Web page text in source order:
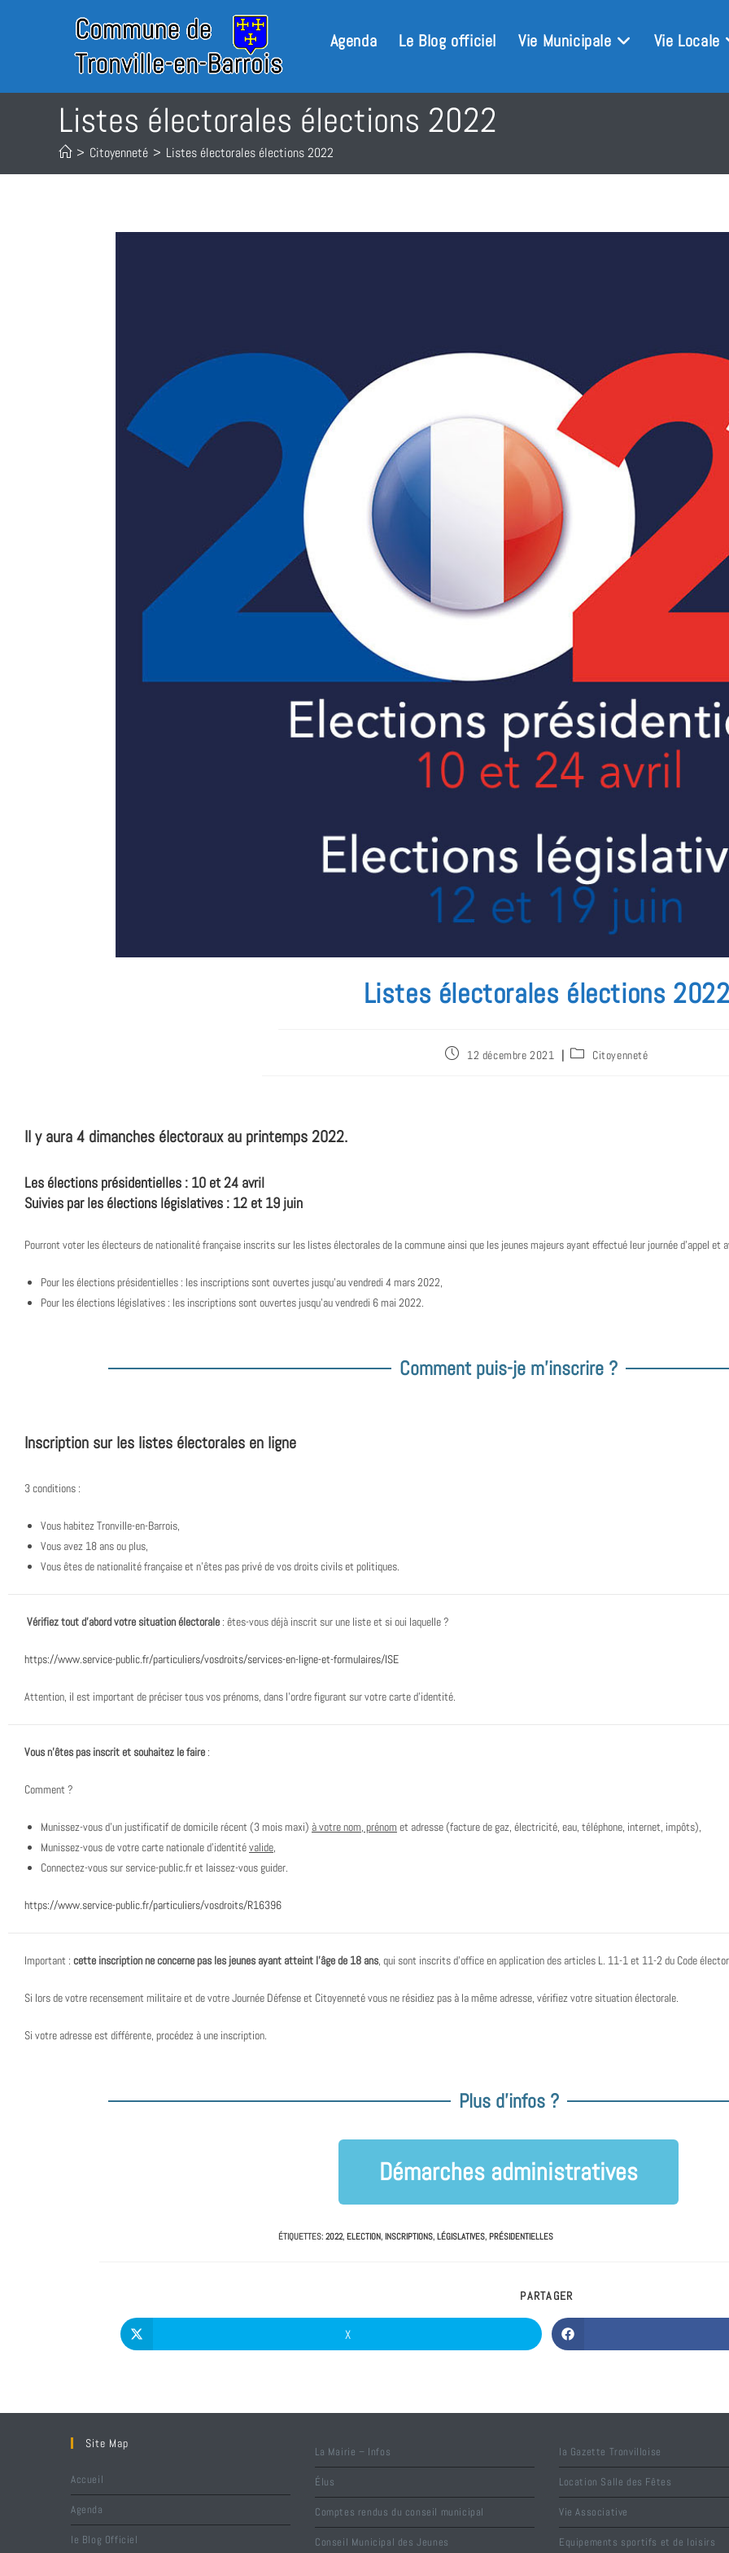
Agenda Le Blog officiel Vie Municipale Vie Locale
Listes électorales élections 2022
> Citoyenneté > Listes électorales élections 2022
Listes électorales élections
12 décembre 2021 Citoyenneté
Il y aura 4 dimanches électoraux au printemps 2022.
Les élections présidentielles : 10 et 24 avril
Suivies par les élections législatives : 12 et 19 juin
Pourront voter les électeurs de nationalité française inscrits sur les listes électorales de la commune ainsi que les jeunes majeurs ayant effectué leur journée d’appel
Pour les élections présidentielles : les inscriptions sont ouvertes jusqu’au vendredi 4 mars 2022,
Pour les élections législatives : les inscriptions sont ouvertes jusqu’au vendredi 6 mai 2022.
Comment puis-je m'inscrire ?
Inscription sur les listes électorales en ligne
3 conditions :
Vous habitez Tronville-en-Barrois,
Vous avez 18 ans ou plus,
Vous êtes de nationalité française et n’êtes pas privé de vos droits civils et politiques.
Vérifiez tout d’abord votre situation électorale : êtes-vous déjà inscrit sur une liste et si oui laquelle ?
https://www.service-public.fr/particuliers/vosdroits/services-en-ligne-et-formulaires/ISE
Attention, il est important de préciser tous vos prénoms, dans l’ordre figurant sur votre carte d’identité.
Vous n’êtes pas inscrit et souhaitez le faire :
Comment ?
Munissez-vous d’un justificatif de domicile récent (3 mois maxi) à votre nom, prénom et adresse (facture de gaz, électricité, eau, téléphone, internet, impôts),
Munissez-vous de votre carte nationale d’identitévalide,
Connectez-vous sur service-public.fr et laissez-vous guider.
https://www.service-public.fr/particuliers/vosdroits/R16396
Important : cette inscription ne concerne pas les jeunes ayant atteint l’âge de 18 ans, qui sont inscrits d’office en application des articles L. 11-1 et 11-2 du Code
Si lors de votre recensement militaire et de votre Journée Défense et Citoyenneté vous ne résidiez pas à la même adresse, vérifiez votre situation électorale.
Si votre adresse est différente, procédez à une inscription.
Plus d'infos ?
Démarches administratives
ÉTIQUETTES: 2022, ELECTION, INSCRIPTIONS, LÉGISLATIVES, PRÉSIDENTIELLES
PARTAGER
X
Site Map
Accueil
Agenda
le Blog Officiel
La Mairie – Infos
Élus
Comptes rendus du conseil municipal
Conseil Municipal des Jeunes
la Gazette Tronvilloise
Location Salle des Fêtes
Vie Associative
Equipements sportifs et de loisirs